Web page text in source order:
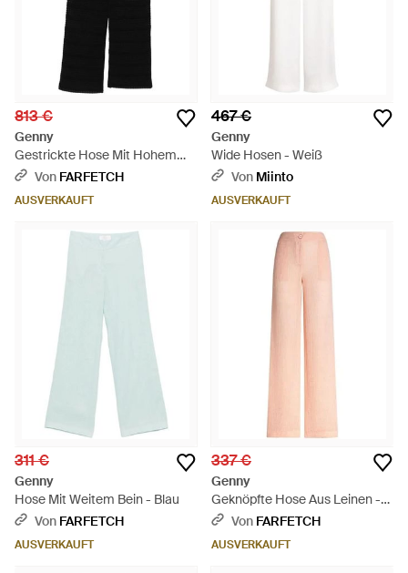
813 €
Genny
Gestrickte Hose Mit Hohem
Bund - Schwarz
Von FARFETCH
AUSVERKAUFT
467 €
Genny
Wide Hosen - Weiß
Von Miinto
AUSVERKAUFT
311 €
Genny
Hose Mit Weitem Bein - Blau
Von FARFETCH
AUSVERKAUFT
337 €
Genny
Geknöpfte Hose Aus Leinen -
WeißVon FARFETCH
AUSVERKAUFT